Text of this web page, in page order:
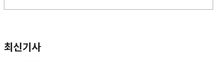
최신기사